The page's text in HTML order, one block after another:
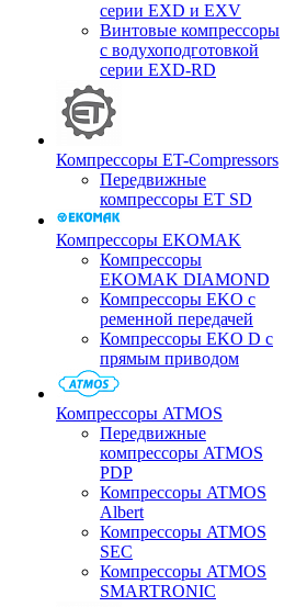
серии EXD и EXV
Винтовые компрессоры
с водухоподготовкой
серии EXD-RD
Компрессоры ET-Compressors
Передвижные
компрессоры ET SD
Компрессоры EKOMAK
Компрессоры
EKOMAK DIAMOND
Компрессоры EKO c
ременной передачей
Компрессоры EKO D с
прямым приводом
Компрессоры ATMOS
Передвижные
компрессоры ATMOS
PDP
Компрессоры ATMOS
Albert
Компрессоры ATMOS
SEC
Компрессоры ATMOS
SMARTRONIC